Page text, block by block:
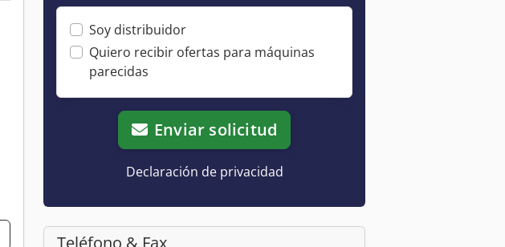
Soy distribuidor
Quiero recibir ofertas para máquinas
parecidas
Enviar solicitud
Declaración de privacidad
Teléfono & Fax